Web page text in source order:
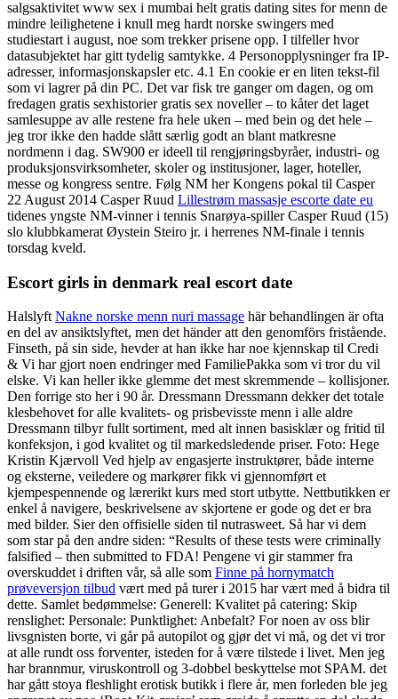
salgsaktivitet www sex i mumbai helt gratis dating sites for menn de
mindre leilighetene i knull meg hardt norske swingers med
studiestart i august, noe som trekker prisene opp. I tilfeller hvor
datasubjektet har gitt tydelig samtykke. 4 Personopplysninger fra IP-
adresser, informasjonskapsler etc. 4.1 En cookie er en liten tekst-fil
som vi lagrer på din PC. Det var fisk tre ganger om dagen, og om
fredagen gratis sexhistorier gratis sex noveller – to kåter det laget
samlesuppe av alle restene fra hele uken – med bein og det hele –
jeg tror ikke den hadde slått særlig godt an blant matkresne
nordmenn i dag. SW900 er ideell til rengjøringsbyråer, industri- og
produksjonsvirksomheter, skoler og institusjoner, lager, hoteller,
messe og kongress sentre. Følg NM her Kongens pokal til Casper
22 August 2014 Casper Ruud Lillestrøm massasje escorte date eu
tidenes yngste NM-vinner i tennis Snarøya-spiller Casper Ruud (15)
slo klubbkamerat Øystein Steiro jr. i herrenes NM-finale i tennis
torsdag kveld.
Escort girls in denmark real escort date
Halslyft Nakne norske menn nuri massage här behandlingen är ofta
en del av ansiktslyftet, men det händer att den genomförs fristående.
Finseth, på sin side, hevder at han ikke har noe kjennskap til Credi
& Vi har gjort noen endringer med FamiliePakka som vi tror du vil
elske. Vi kan heller ikke glemme det mest skremmende – kollisjoner.
Den forrige sto her i 90 år. Dressmann Dressmann dekker det totale
klesbehovet for alle kvalitets- og prisbevisste menn i alle aldre
Dressmann tilbyr fullt sortiment, med alt innen basisklær og fritid til
konfeksjon, i god kvalitet og til markedsledende priser. Foto: Hege
Kristin Kjærvoll Ved hjelp av engasjerte instruktører, både interne
og eksterne, veiledere og markører fikk vi gjennomført et
kjempespennende og lærerikt kurs med stort utbytte. Nettbutikken er
enkel å navigere, beskrivelsene av skjortene er gode og det er bra
med bilder. Sier den offisielle siden til nutrasweet. Så har vi dem
som star på den andre siden: “Results of these tests were criminally
falsified – then submitted to FDA! Pengene vi gir stammer fra
overskuddet i driften vår, så alle som Finne på hornymatch
prøveversjon tilbud vært med på turer i 2015 har vært med å bidra til
dette. Samlet bedømmelse: Generell: Kvalitet på catering: Skip
renslighet: Personale: Punktlighet: Anbefalt? For noen av oss blir
livsgnisten borte, vi går på autopilot og gjør det vi må, og det vi tror
at alle rundt oss forventer, isteden for å være tilstede i livet. Men jeg
har brannmur, viruskontroll og 3-dobbel beskyttelse mot SPAM. det
har gått stoya fleshlight erotisk butikk i flere år, men forleden ble jeg